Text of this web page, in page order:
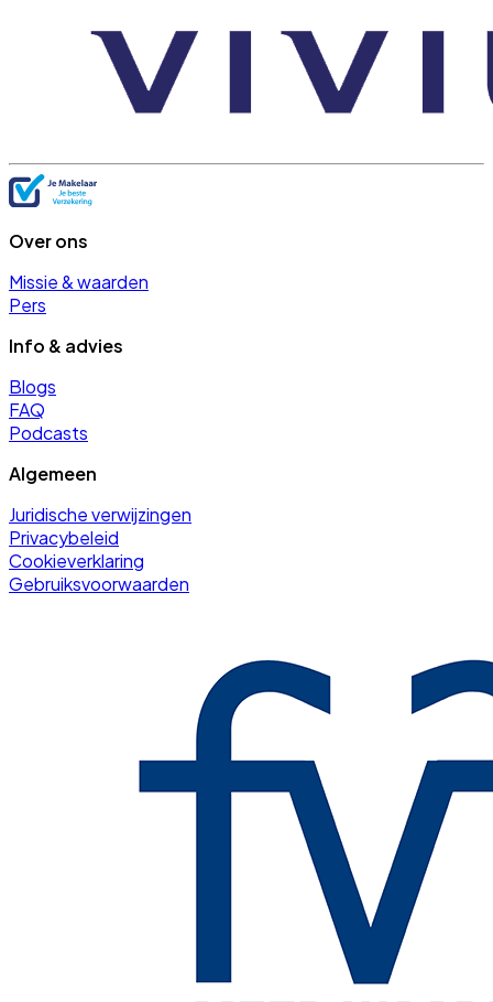
Over ons
Missie & waarden
Pers
Info & advies
Blogs
FAQ
Podcasts
Algemeen
Juridische verwijzingen
Privacybeleid
Cookieverklaring
Gebruiksvoorwaarden